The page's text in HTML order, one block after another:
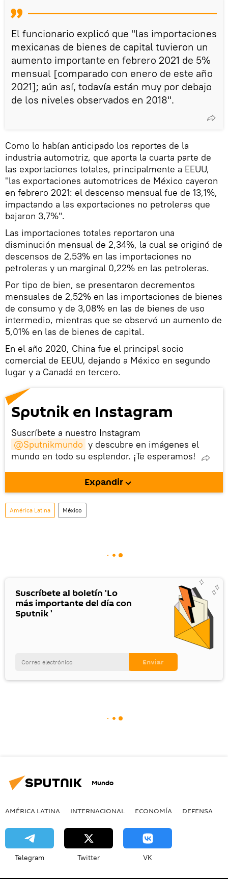
El funcionario explicó que "las importaciones
mexicanas de bienes de capital tuvieron un
aumento importante en febrero 2021 de 5%
mensual [comparado con enero de este año
2021]; aún así, todavía están muy por debajo
de los niveles observados en 2018".
Como lo habían anticipado los reportes de la
industria automotriz, que aporta la cuarta parte de
las exportaciones totales, principalmente a EEUU,
"las exportaciones automotrices de México cayeron
en febrero 2021: el descenso mensual fue de 13,1%,
impactando a las exportaciones no petroleras que
bajaron 3,7%".
Las importaciones totales reportaron una
disminución mensual de 2,34%, la cual se originó de
descensos de 2,53% en las importaciones no
petroleras y un marginal 0,22% en las petroleras.
Por tipo de bien, se presentaron decrementos
mensuales de 2,52% en las importaciones de bienes
de consumo y de 3,08% en las de bienes de uso
intermedio, mientras que se observó un aumento de
5,01% en las de bienes de capital.
En el año 2020, China fue el principal socio
comercial de EEUU, dejando a México en segundo
lugar y a Canadá en tercero.
Sputnik en Instagram
Suscríbete a nuestro Instagram
@Sputnikmundo y descubre en imágenes el
mundo en todo su esplendor. ¡Te esperamos!
Expandir
América Latina México
Suscríbete al boletín 'Lo
más importante del día con
Sputnik '
Mundo
AMÉRICA LATINA INTERNACIONAL ECONOMÍA DEFENSA
Telegram Twitter VK